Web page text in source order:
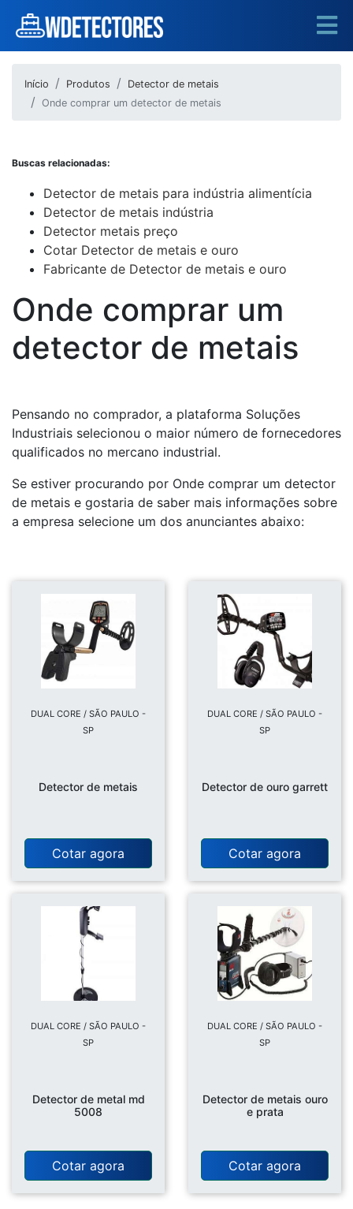
Início Produtos
Detector de metais
Onde comprar um detector de metais
Buscas relacionadas:
Detector de metais para indústria alimentícia
Detector de metais indústria
Detector metais preço
Cotar Detector de metais e ouro
Fabricante de Detector de metais e ouro
Onde comprar um
detector de metais
Pensando no comprador, a plataforma Soluções
Industriais selecionou o maior número de fornecedores
qualificados no mercano industrial.
Se estiver procurando por Onde comprar um detector
de metais e gostaria de saber mais informações sobre
a empresa selecione um dos anunciantes abaixo:
DUAL CORE / SÃO PAULO -
SP
Detector de metais
Cotar agora
DUAL CORE / SÃO PAULO -
SP
Detector de ouro garrett
Cotar agora
DUAL CORE / SÃO PAULO -
SP
Detector de metal md
5008
Cotar agora
DUAL CORE / SÃO PAULO -
SP
Detector de metais ouro
e prata
Cotar agora